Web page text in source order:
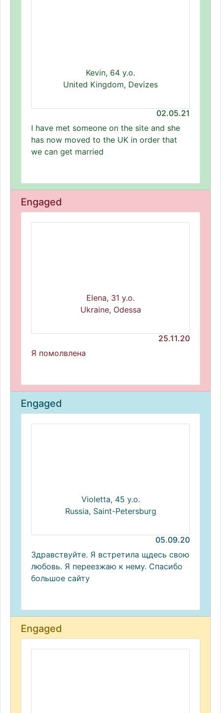
Kevin, 64 y.o.
United Kingdom, Devizes
02.05.21
I have met someone on the site and she
has now moved to the UK in order that
we can get married
Engaged
Elena, 31 y.o.
Ukraine, Odessa
25.11.20
Я помолвлена
Engaged
Violetta, 45 y.o.
Russia, Saint-Petersburg
05.09.20
Здравствуйте. Я встретила щдесь свою
любовь. Я переезжаю к нему. Спасибо
большое сайту
Engaged